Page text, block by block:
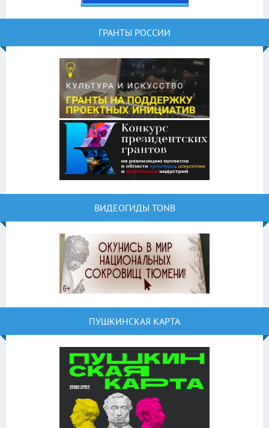
ГРАНТЫ РОССИИ
ВИДЕОГИДЫ TONB
ПУШКИНСКАЯ КАРТА